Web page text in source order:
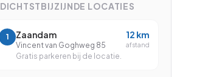
Gevorderd
DICHTSTBIJZIJNDE LOCATIES
1 Zaandam
Vincent van Goghweg 85
Gratis parkeren bij de locatie.
12 km
afstand